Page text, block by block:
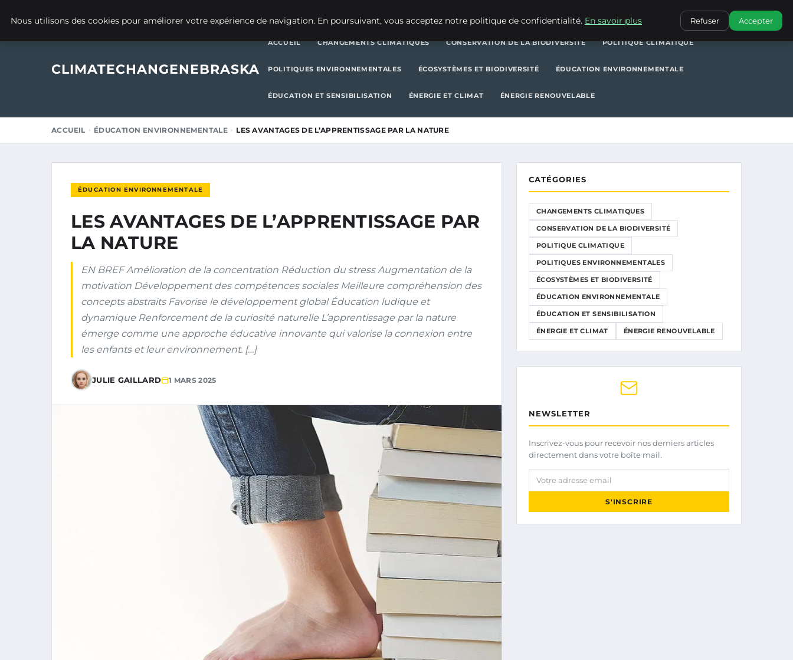
POLITIQUES ENVIRONNEMENTALES
CLIMATECHANGENEBRASKA
ACCUEIL CHANGEMENTS CLIMATIQUES CONSERVATION DE LA BIODIVERSITÉ POLITIQUE CLIMATIQUE
POLITIQUES ENVIRONNEMENTALES ÉCOSYSTÈMES ET BIODIVERSITÉ ÉDUCATION ENVIRONNEMENTALE
ÉDUCATION ET SENSIBILISATION ÉNERGIE ET CLIMAT ÉNERGIE RENOUVELABLE
ACCUEIL ÉDUCATION ENVIRONNEMENTALE LES AVANTAGES DE L’APPRENTISSAGE PAR LA NATURE
ÉDUCATION ENVIRONNEMENTALE
LES AVANTAGES DE L’APPRENTISSAGE PAR
LA NATURE
EN BREF Amélioration de la concentration Réduction du stress Augmentation de la
motivation Développement des compétences sociales Meilleure compréhension des
concepts abstraits Favorise le développement global Éducation ludique et
dynamique Renforcement de la curiosité naturelle L’apprentissage par la nature
émerge comme une approche éducative innovante qui valorise la connexion entre
les enfants et leur environnement. […]
JULIE GAILLARD 1 MARS 2025
CATÉGORIES
CHANGEMENTS CLIMATIQUES
CONSERVATION DE LA BIODIVERSITÉ
POLITIQUE CLIMATIQUE
POLITIQUES ENVIRONNEMENTALES
ÉCOSYSTÈMES ET BIODIVERSITÉ
ÉDUCATION ENVIRONNEMENTALE
ÉDUCATION ET SENSIBILISATION
ÉNERGIE ET CLIMAT ÉNERGIE RENOUVELABLE
NEWSLETTER
Inscrivez-vous pour recevoir nos derniers articles
directement dans votre boîte mail.
Votre adresse email
S'INSCRIRE
Nous utilisons des cookies pour améliorer votre expérience de navigation. En poursuivant, vous acceptez notre politique de confidentialité. En savoir plus Refuser Accepter